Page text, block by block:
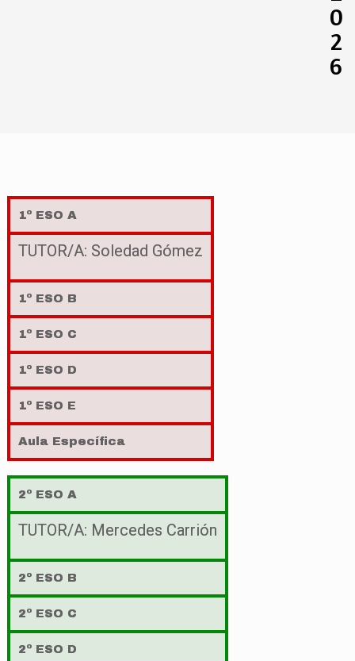
0
2
6
1º ESO A
TUTOR/A: Soledad Gómez
1º ESO B
1º ESO C
1º ESO D
1º ESO E
Aula Específica
2º ESO A
TUTOR/A: Mercedes Carrión
2º ESO B
2º ESO C
2º ESO D